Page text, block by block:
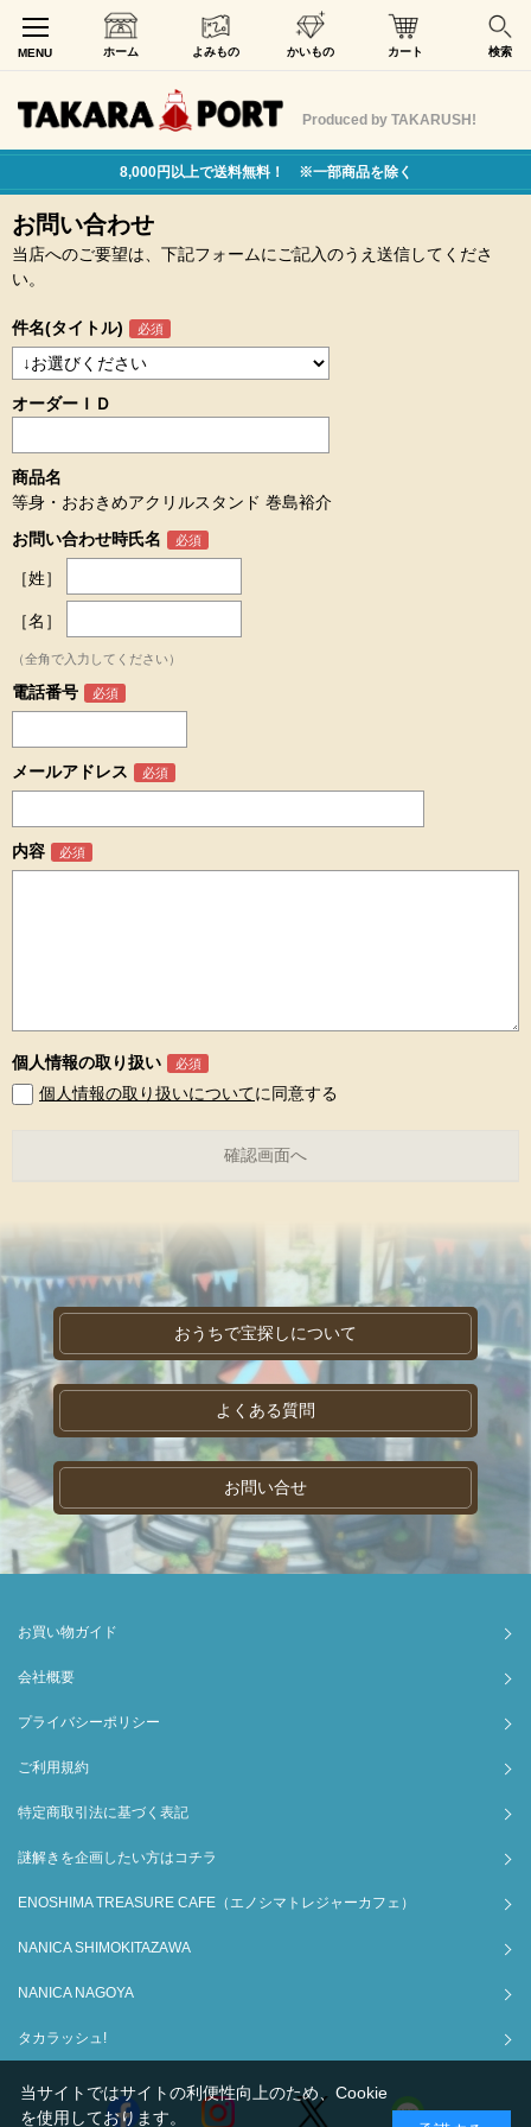
MENU ホーム よみもの かいもの カート 検索
Produced by TAKARUSH!
8,000円以上で送料無料！ ※一部商品を除く
お問い合わせ
当店へのご要望は、下記フォームにご記入のうえ送信してくださ
い。
件名(タイトル)
オーダーＩＤ
商品名
等身・おおきめアクリルスタンド 巻島裕介
お問い合わせ時氏名
［姓］
［名］
（全角で入力してください）
電話番号
メールアドレス
内容
個人情報の取り扱い
個人情報の取り扱いについてに同意する
おうちで宝探しについて
よくある質問
お問い合せ
お買い物ガイド
会社概要
プライバシーポリシー
ご利用規約
特定商取引法に基づく表記
謎解きを企画したい方はコチラ
ENOSHIMA TREASURE CAFE（エノシマトレジャーカフェ）
NANICA SHIMOKITAZAWA
NANICA NAGOYA
タカラッシュ!
当サイトではサイトの利便性向上のため、Cookie
を使用しております。